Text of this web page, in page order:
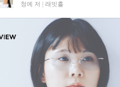
청예 저 래빗홀